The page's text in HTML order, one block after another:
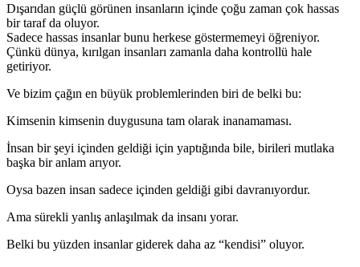
Dışarıdan güçlü görünen insanların içinde çoğu zaman çok hassas
bir taraf da oluyor.
Sadece hassas insanlar bunu herkese göstermemeyi öğreniyor.
Çünkü dünya, kırılgan insanları zamanla daha kontrollü hale
getiriyor.
Ve bizim çağın en büyük problemlerinden biri de belki bu:
Kimsenin kimsenin duygusuna tam olarak inanamaması.
İnsan bir şeyi içinden geldiği için yaptığında bile, birileri mutlaka
başka bir anlam arıyor.
Oysa bazen insan sadece içinden geldiği gibi davranıyordur.
Ama sürekli yanlış anlaşılmak da insanı yorar.
Belki bu yüzden insanlar giderek daha az “kendisi” oluyor.